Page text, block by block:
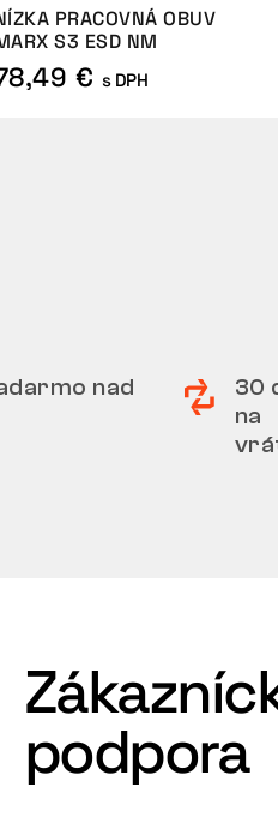
PRACOVNÁ OBUV
S3 ESD NM
€ s DPH
nad
30
na
podpora